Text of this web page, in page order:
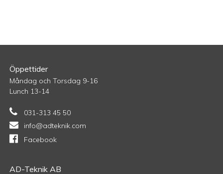
Öppettider
Måndag och Torsdag 9-16
Lunch 13-14
031-313 45 50
info@adteknik.com
Facebook
AD-Teknik AB